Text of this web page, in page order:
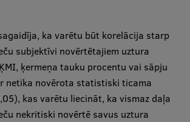
ka varētu būt korelācija starp
subjektīvi novērtētajiem uztura
ķermeņa tauku procentu vai sāpju
netika novērota statistiski ticama
kas varētu liecināt, ka vismaz daļa
nekritiski novērtē savus uztura